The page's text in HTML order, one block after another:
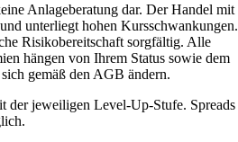
Anlageberatung dar. Der Handel mit
unterliegt hohen Kursschwankungen.
Risikobereitschaft sorgfältig. Alle
hängen von Ihrem Status sowie dem
gemäß den AGB ändern.
der jeweiligen Level-Up-Stufe. Spreads